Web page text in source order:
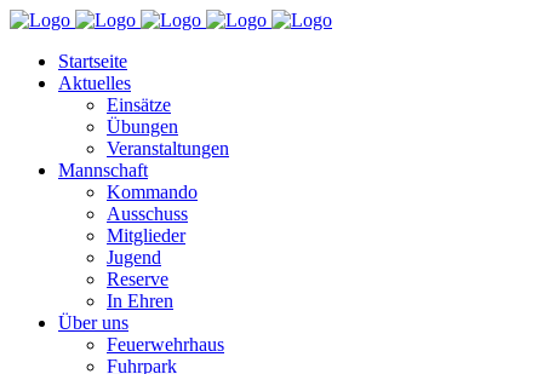
Startseite
Aktuelles
Einsätze
Übungen
Veranstaltungen
Mannschaft
Kommando
Ausschuss
Mitglieder
Jugend
Reserve
In Ehren
Über uns
Feuerwehrhaus
Fuhrpark